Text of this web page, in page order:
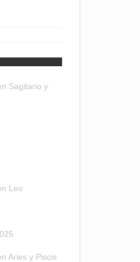
Sagitario y
Leo
Aries y Piscis